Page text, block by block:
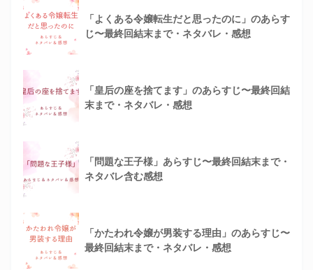
「よくある令嬢転生だと思ったのに」のあらす
じ〜最終回結末まで・ネタバレ・感想
「皇后の座を捨てます」のあらすじ〜最終回結
末まで・ネタバレ・感想
「問題な王子様」あらすじ〜最終回結末まで・
ネタバレ含む感想
「かたわれ令嬢が男装する理由」のあらすじ〜
最終回結末まで・ネタバレ・感想